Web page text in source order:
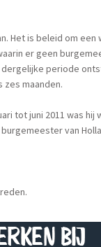
Het is beleid om
er geen
periode
maanden.
tot juni 2011 was
van